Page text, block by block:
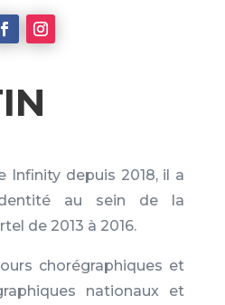
Infinity depuis 2018, il a
au sein de la
de 2013 à 2016.
chorégraphiques et
nationaux et